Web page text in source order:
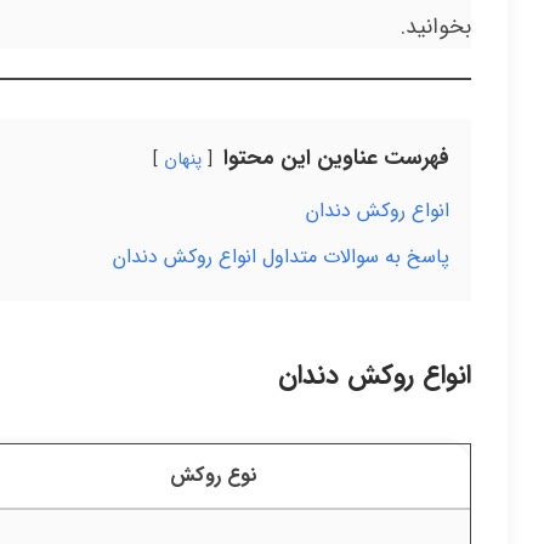
بخوانید.
فهرست عناوین این محتوا پنهان
انواع روکش دندان
پاسخ به سوالات متداول انواع روکش دندان
انواع روکش دندان
نوع روکش